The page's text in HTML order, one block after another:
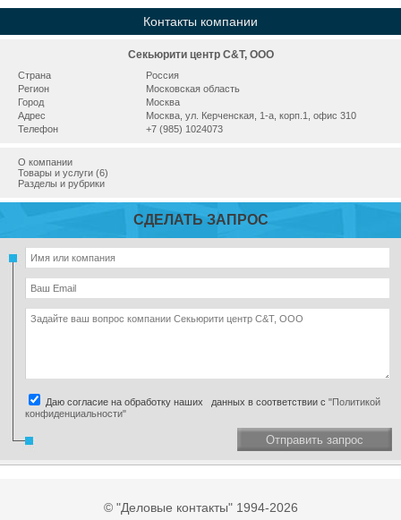
Контакты компании
Секьюрити центр С&Т, ООО
Страна
Россия
Регион
Московская область
Город
Москва
Адрес
Москва, ул. Керченская, 1-а, корп.1, офис 310
Телефон
+7 (985) 1024073
О компании
Товары и услуги (6)
Разделы и рубрики
СДЕЛАТЬ ЗАПРОС
Даю согласие на обработку наших данных в соответствии с "Политикой
конфиденциальности"
Отправить запрос
© "Деловые контакты" 1994-2026